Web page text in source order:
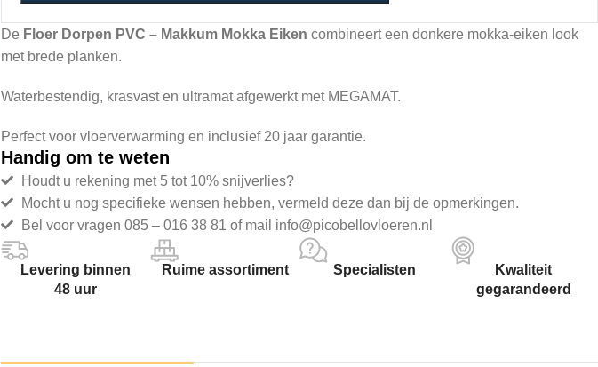
De Floer Dorpen PVC – Makkum Mokka Eiken combineert een donkere mokka-eiken look
met brede planken.
Waterbestendig, krasvast en ultramat afgewerkt met MEGAMAT.
Perfect voor vloerverwarming en inclusief 20 jaar garantie.
Handig om te weten
Houdt u rekening met 5 tot 10% snijverlies?
Mocht u nog specifieke wensen hebben, vermeld deze dan bij de opmerkingen.
Bel voor vragen 085 – 016 38 81 of mail info@picobellovloeren.nl
Levering binnen
48 uur
Ruime assortiment Specialisten
Kwaliteit
gegarandeerd